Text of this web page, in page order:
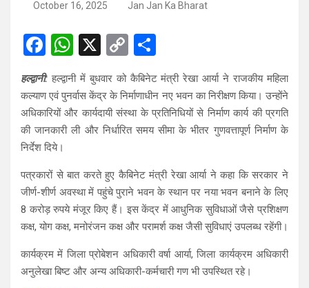
October 16, 2025 Jan Jan Ka Bharat
F
a
ce
b
o
o
k
W
h
at
s
A
p
X
C
o
py
Li
n
h
ar
e
हल्द्वानी: हल्द्वानी में बुधवार को कैबिनेट मंत्री रेखा आर्या ने राजकीय महिला
कल्याण एवं पुनर्वास केंद्र के निर्माणाधीन नए भवन का निरीक्षण किया। उन्होंने
अधिकारियों और कार्यदायी संस्था के प्रतिनिधियों से निर्माण कार्य की प्रगति
की जानकारी ली और निर्धारित समय सीमा के भीतर गुणवत्तापूर्ण निर्माण के
निर्देश दिये।
पत्रकारों से बात करते हुए कैबिनेट मंत्री रेखा आर्या ने कहा कि सरकार ने
जीर्ण-शीर्ण अवस्था में पहुंचे पुराने भवन के स्थान पर नया भवन बनाने के लिए
8 करोड़ रुपये मंजूर किए हैं। इस केंद्र में आधुनिक सुविधाओं जैसे प्रशिक्षण
कक्ष, योग कक्ष, मनोरंजन कक्ष और परामर्श कक्ष जैसी सुविधाएं उपलब्ध रहेंगी।
कार्यक्रम में जिला प्रोबेशन अधिकारी वर्षा आर्या, जिला कार्यक्रम अधिकारी
अनुलेखा बिष्ट और अन्य अधिकारी-कर्मचारी गण भी उपस्थित रहे।